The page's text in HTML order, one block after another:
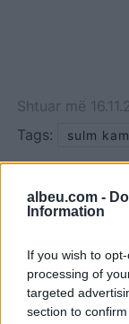
albeu.com -
Information
If you wish to
processing of
targeted
section to
Shtuar më
Tags:
sulm